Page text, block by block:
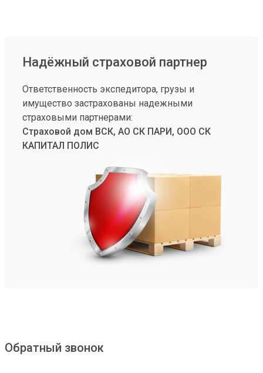
Надёжный страховой партнер
Ответственность экспедитора, грузы и
имущество застрахованы надежными
страховыми партнерами:
Страховой дом ВСК, АО СК ПАРИ, ООО СК
КАПИТАЛ ПОЛИС
Обратный звонок